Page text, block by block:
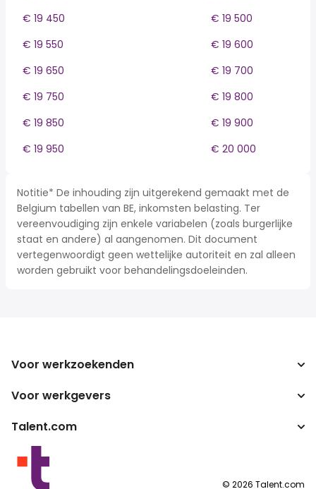
€ 19 450
€ 19 500
€ 19 550
€ 19 600
€ 19 650
€ 19 700
€ 19 750
€ 19 800
€ 19 850
€ 19 900
€ 19 950
€ 20 000
Notitie* De inhouding zijn uitgerekend gemaakt met de
Belgium tabellen van BE, inkomsten belasting. Ter
vereenvoudiging zijn enkele variabelen (zoals burgerlijke
staat en andere) al aangenomen. Dit document
vertegenwoordigt geen wettelijke autoriteit en zal alleen
worden gebruikt voor behandelingsdoeleinden.
Voor werkzoekenden
Jobs zoeken
Salarisomzetter
Voor werkgevers
Onderneming
Publisher programma's
Talent.com
Meer landen
Servicevoorwaarden
© 2026 Talent.com